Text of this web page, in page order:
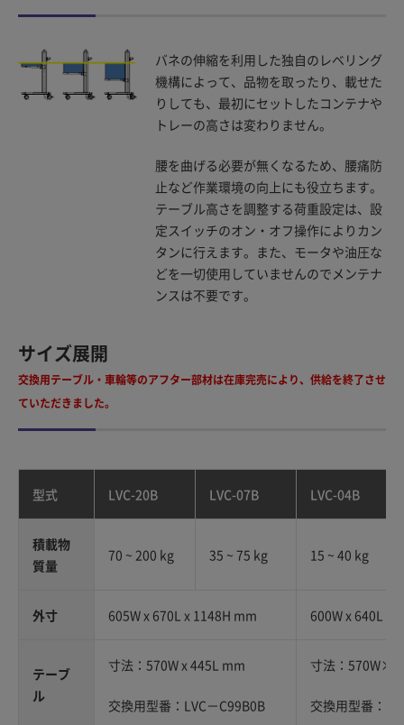
バネの伸縮を利用した独自のレベリング
機構によって、品物を取ったり、載せた
りしても、最初にセットしたコンテナや
トレーの高さは変わりません。
腰を曲げる必要が無くなるため、腰痛防
止など作業環境の向上にも役立ちます。
テーブル高さを調整する荷重設定は、設
定スイッチのオン・オフ操作によりカン
タンに行えます。また、モータや油圧な
どを一切使用していませんのでメンテナ
ンスは不要です。
サイズ展開
交換用テーブル・車輪等のアフター部材は在庫完売により、供給を終了させ
ていただきました。
型式 LVC-20B LVC-07B LVC-04B
積載物
質量
70 ~ 200 kg 35 ~ 75 kg 15 ~ 40 kg
外寸 605W x 670L x 1148H mm 600W x 640L x
テーブ
ル
寸法：570W x 445L mm
交換用型番：LVC－C99B0B
寸法：
交換用型番：